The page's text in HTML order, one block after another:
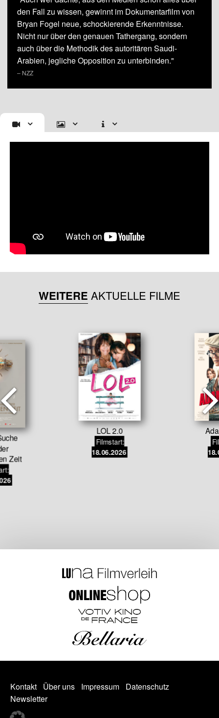
den Fall zu wissen, gewinnt im Dokumentarfilm von
Bryan Fogel neue, schockierende Erkenntnisse.
Nicht nur über den genauen Tathergang, sondern
auch über die Methodik des autoritären Saudi-
Arabien, jegliche Opposition zu unterbinden."
– NZZ
WEITERE AKTUELLE FILME
Zeit
LOL 2.0
Filmstart:
18.06.2026
Kontakt Über uns Impressum
Datenschutz
Newsletter